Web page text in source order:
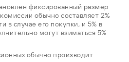
фиксированный размер
обычно составляет 2%
в случае его покупки, и 5% в
могут взиматься 5%
обычно производит